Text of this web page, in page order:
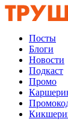
Посты
Блоги
Новости
Подкаст
Промо